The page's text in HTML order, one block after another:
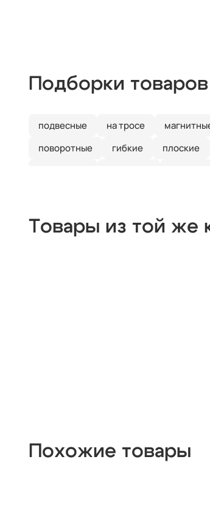
Подборки
подвесные на тросе
поворотные
гибкие плоские
Товары из той же
Похожие товары